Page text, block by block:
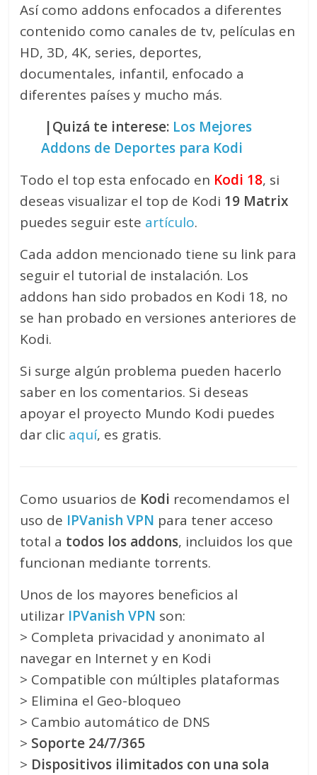
Así como addons enfocados a diferentes
contenido como canales de tv, películas en
HD, 3D, 4K, series, deportes,
documentales, infantil, enfocado a
diferentes países y mucho más.
|Quizá te interese: Los Mejores
Addons de Deportes para Kodi
Todo el top esta enfocado en Kodi 18, si
deseas visualizar el top de Kodi 19 Matrix
puedes seguir este artículo.
Cada addon mencionado tiene su link para
seguir el tutorial de instalación. Los
addons han sido probados en Kodi 18, no
se han probado en versiones anteriores de
Kodi.
Si surge algún problema pueden hacerlo
saber en los comentarios. Si deseas
apoyar el proyecto Mundo Kodi puedes
dar clic aquí, es gratis.
Como usuarios de Kodi recomendamos el
uso de IPVanish VPN para tener acceso
total a todos los addons, incluidos los que
funcionan mediante torrents.
Unos de los mayores beneficios al
utilizar IPVanish VPN son:
> Completa privacidad y anonimato al
navegar en Internet y en Kodi
> Compatible con múltiples plataformas
> Elimina el Geo-bloqueo
> Cambio automático de DNS
> Soporte 24/7/365
> Dispositivos ilimitados con una sola